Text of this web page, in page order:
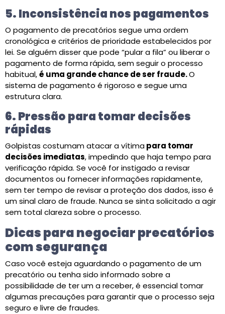
5. Inconsistência nos pagamentos
O pagamento de precatórios segue uma ordem
cronológica e critérios de prioridade estabelecidos por
lei. Se alguém disser que pode “pular a fila” ou liberar o
pagamento de forma rápida, sem seguir o processo
habitual,é uma grande chance de ser fraude.O
sistema de pagamento é rigoroso e segue uma
estrutura clara.
6. Pressão para tomar decisões
rápidas
Golpistas costumam atacar a vítimapara tomar
decisões imediatas, impedindo que haja tempo para
verificação rápida. Se você for instigado a revisar
documentos ou fornecer informações rapidamente,
sem ter tempo de revisar a proteção dos dados, isso é
um sinal claro de fraude. Nunca se sinta solicitado a agir
sem total clareza sobre o processo.
Dicas para negociar precatórios
com segurança
Caso você esteja aguardando o pagamento de um
precatório ou tenha sido informado sobre a
possibilidade de ter um a receber, é essencial tomar
algumas precauções para garantir que o processo seja
seguro e livre de fraudes.